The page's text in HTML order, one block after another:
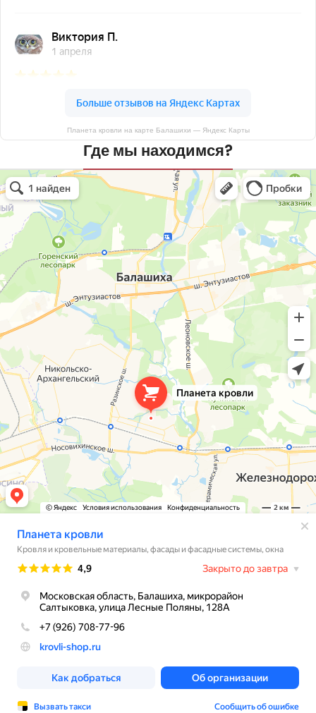
Планета кровли на карте Балашихи — Яндекс Карты
Где мы находимся?
Планета кровли
Кровля и кровельные материалы в Балашихе
Окна в Балашихе